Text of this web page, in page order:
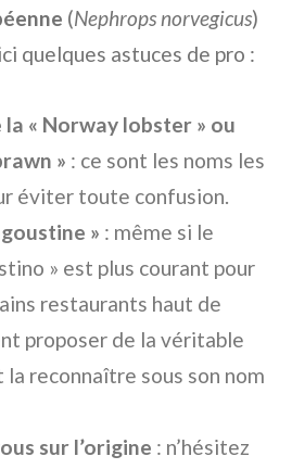
(Nephrops norvegicus)
quelques astuces de pro :
la « Norway lobster » ou
» : ce sont les noms les
éviter toute confusion.
» : même si le
» est plus courant pour
restaurants haut de
proposer de la véritable
reconnaître sous son nom
sur l’origine : n’hésitez